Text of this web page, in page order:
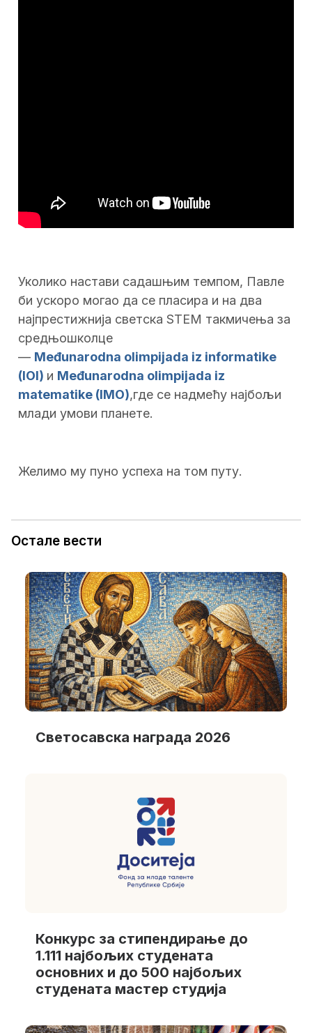
Уколико настави садашњим темпом, Павле
би ускоро могао да се пласира и на два
најпрестижнија светска STEM такмичења за
средњошколце
— Međunarodna olimpijada iz informatike
(IOI) и Međunarodna olimpijada iz
matematike (IMO),где се надмећу најбољи
млади умови планете.
Желимо му пуно успеха на том путу.
Остале вести
Светосавска награда 2026
Конкурс за стипендирање до
1.111 најбољих студената
основних и до 500 најбољих
студената мастер студија